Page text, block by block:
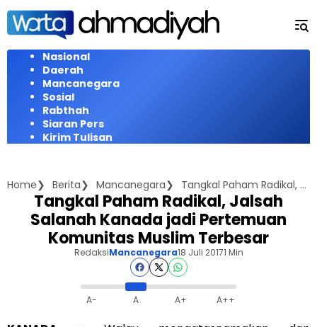
Langsung
konten
Nasional
Daerah
Mancanegara
Sosial
Rabthah
Siaran Pers
Kirim Tulisan
Home Berita Mancanegara Tangkal Paham Radikal, Jalsah Salanah Kanada jadi Pertemuan Komunitas Muslim Terbesar
Tangkal Paham Radikal, Jalsah
Salanah Kanada jadi Pertemuan
Komunitas Muslim Terbesar
RedaksiMancanegara18 Juli 20171 Min
A- A A+ A++